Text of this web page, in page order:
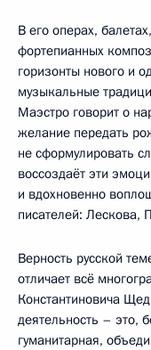
В его операх,
фортепианных
горизонты нового и
музыкальные
Маэстро говорит о
желание передать
не сформулировать
воссоздаёт эти
и вдохновенно
писателей: Лескова,
Верность русской
отличает всё
Константиновича
деятельность – это,
гуманитарная,